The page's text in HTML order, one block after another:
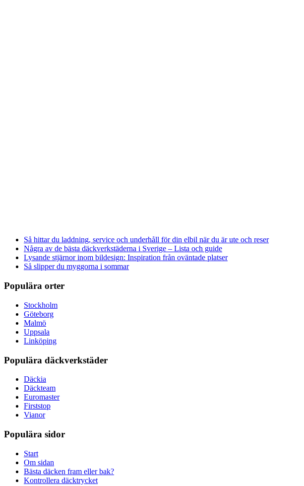
Så hittar du laddning, service och underhåll för din elbil när du är ute och reser
Några av de bästa däckverkstäderna i Sverige – Lista och guide
Lysande stjärnor inom bildesign: Inspiration från oväntade platser
Så slipper du myggorna i sommar
Populära orter
Stockholm
Göteborg
Malmö
Uppsala
Linköping
Populära däckverkstäder
Däckia
Däckteam
Euromaster
Firststop
Vianor
Populära sidor
Start
Om sidan
Bästa däcken fram eller bak?
Kontrollera däcktrycket